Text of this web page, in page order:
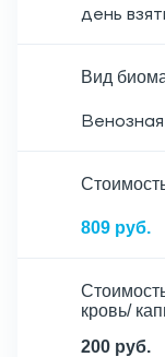
день
Вид
809 руб.
кровь/
200 руб.